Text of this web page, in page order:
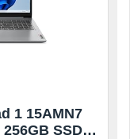
1 15AMN7
SSD